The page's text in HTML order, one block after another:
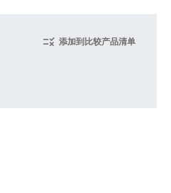
添加到比较产品清单